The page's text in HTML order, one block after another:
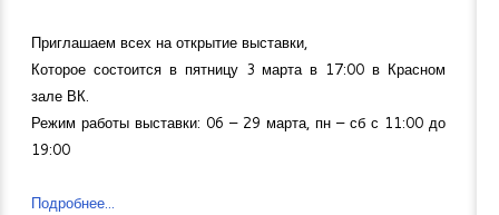
Приглашаем всех на открытие выставки,
Которое состоится в пятницу 3 марта в 17:00 в Красном
зале ВК.
Режим работы выставки: 06 – 29 марта, пн – сб с 11:00 до
19:00
Подробнее...